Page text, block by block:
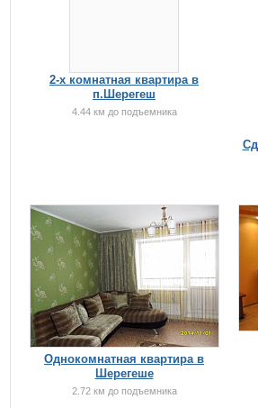
2-х комнатная квартира в
п.Шерегеш
4.44 км до подъемника
Однокомнатная квартира в
Шерегеше
2.72 км до подъемника